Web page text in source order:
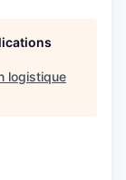
logistique